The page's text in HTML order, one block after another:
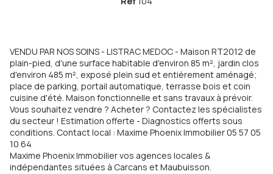
VENDU PAR NOS SOINS - LISTRAC MEDOC - Maison RT2012 de
plain-pied, d'une surface habitable d'environ 85 m², jardin clos
d'environ 485 m², exposé plein sud et entièrement aménagé;
place de parking, portail automatique, terrasse bois et coin
cuisine d'été. Maison fonctionnelle et sans travaux à prévoir.
Vous souhaitez vendre ? Acheter ? Contactez les spécialistes
du secteur ! Estimation offerte - Diagnostics offerts sous
conditions. Contact local : Maxime Phoenix Immobilier 05 57 05
10 64
Maxime Phoenix Immobilier vos agences locales &
indépendantes situées à Carcans et Maubuisson.